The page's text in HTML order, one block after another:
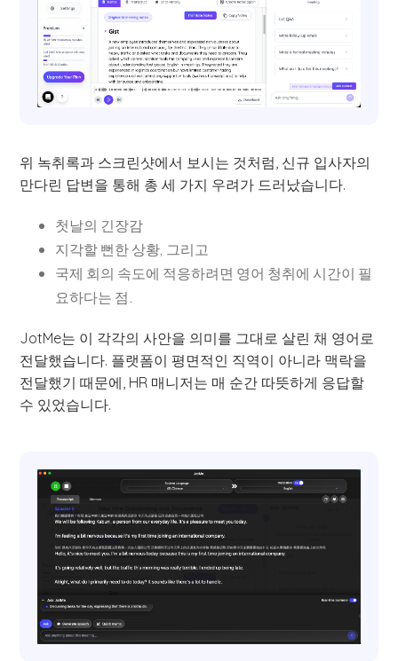
위 녹취록과 스크린샷에서 보시는 것처럼, 신규 입사자의
만다린 답변을 통해 총 세 가지 우려가 드러났습니다.
첫날의 긴장감
지각할 뻔한 상황, 그리고
국제 회의 속도에 적응하려면 영어 청취에 시간이 필
요하다는 점.
JotMe는 이 각각의 사안을 의미를 그대로 살린 채 영어로
전달했습니다. 플랫폼이 평면적인 직역이 아니라 맥락을
전달했기 때문에, HR 매니저는 매 순간 따뜻하게 응답할
수 있었습니다.